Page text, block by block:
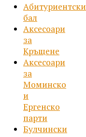
Абитуриентски
бал
Аксесоари
за
Кръщене
Аксесоари
за
Моминско
и
Ергенско
парти
Булчински